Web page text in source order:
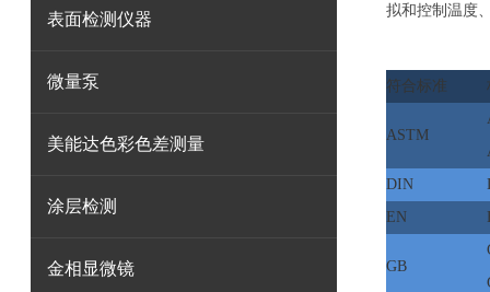
表面检测仪器
微量泵
美能达色彩色差测量
涂层检测
金相显微镜
拟和控制温度
符合标准
ASTM
DIN
EN
GB